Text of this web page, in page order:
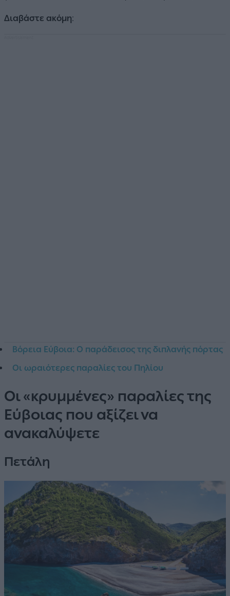
Διαβάστε ακόμη:
Βόρεια Εύβοια: Ο παράδεισος της διπλανής πόρτας
Οι ωραιότερες παραλίες του Πηλίου
Οι «κρυμμένες» παραλίες της
Εύβοιας που αξίζει να
ανακαλύψετε
Πετάλη